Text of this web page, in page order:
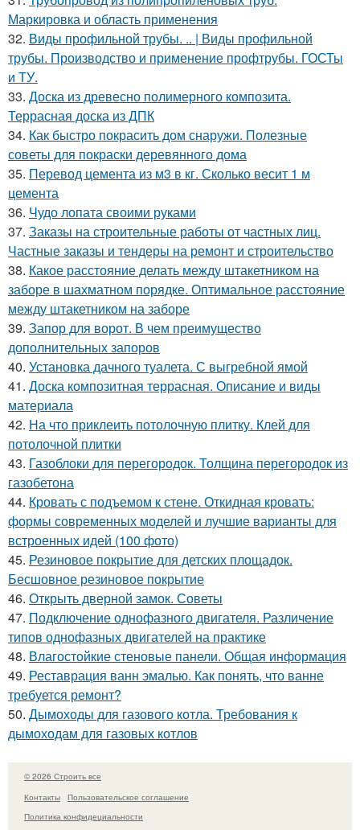
Маркировка и область применения
32. Виды профильной трубы. .. | Виды профильной
трубы. Производство и применение профтрубы. ГОСТы
и ТУ.
33. Доска из древесно полимерного композита.
Террасная доска из ДПК
34. Как быстро покрасить дом снаружи. Полезные
советы для покраски деревянного дома
35. Перевод цемента из м3 в кг. Сколько весит 1 м
цемента
36. Чудо лопата своими руками
37. Заказы на строительные работы от частных лиц.
Частные заказы и тендеры на ремонт и строительство
38. Какое расстояние делать между штакетником на
заборе в шахматном порядке. Оптимальное расстояние
между штакетником на заборе
39. Запор для ворот. В чем преимущество
дополнительных запоров
40. Установка дачного туалета. С выгребной ямой
41. Доска композитная террасная. Описание и виды
материала
42. На что приклеить потолочную плитку. Клей для
потолочной плитки
43. Газоблоки для перегородок. Толщина перегородок из
газобетона
44. Кровать с подъемом к стене. Откидная кровать:
формы современных моделей и лучшие варианты для
встроенных идей (100 фото)
45. Резиновое покрытие для детских площадок.
Бесшовное резиновое покрытие
46. Открыть дверной замок. Советы
47. Подключение однофазного двигателя. Различение
типов однофазных двигателей на практике
48. Влагостойкие стеновые панели. Общая информация
49. Реставрация ванн эмалью. Как понять, что ванне
требуется ремонт?
50. Дымоходы для газового котла. Требования к
дымоходам для газовых котлов
© 2026 Строить все
Контакты
Пользовательское соглашение
Политика конфидециальности